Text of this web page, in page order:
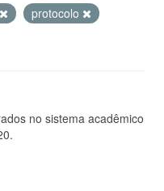
protocolo
no sistema acadêmico